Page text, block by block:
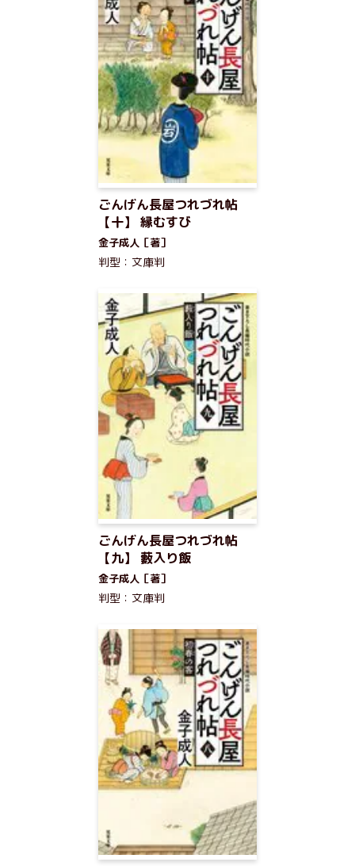
ごんげん長屋つれづれ帖
【十】 縁むすび
金子成人［著］
判型：文庫判
ごんげん長屋つれづれ帖
【九】 藪入り飯
金子成人［著］
判型：文庫判